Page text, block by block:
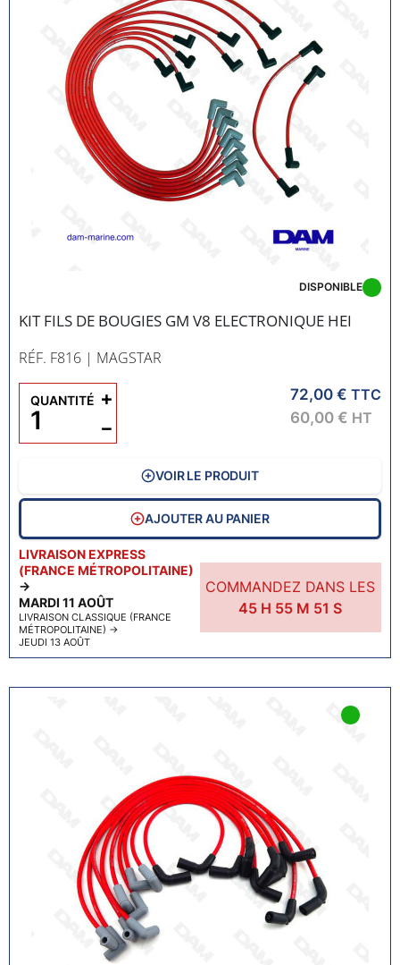
KIT FILS DE BOUGIES GM V8 ELECTRONIQUE HEI
RÉF. F816 | MAGSTAR
LIVRAISON EXPRESS
(FRANCE MÉTROPOLITAINE)
→
MARDI 11 AOÛT
LIVRAISON CLASSIQUE (FRANCE
MÉTROPOLITAINE) →
JEUDI 13 AOÛT
COMMANDEZ DANS LES
45H 55M 50 S
DISPONIBLE
72,00 € TTC
60,00 € HT
QUANTITÉ
−
+
VOIR LE PRODUIT
AJOUTER AU PANIER